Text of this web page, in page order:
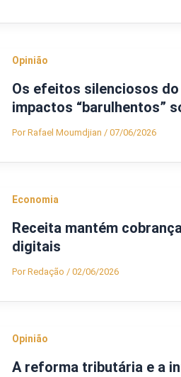
Opinião
Os efeitos silenciosos
impactos “barulhentos”
PorRafael Moumdjian / 07/06/2026
Economia
Receita mantém
digitais
PorRedação / 02/06/2026
Opinião
A reforma tributária e a